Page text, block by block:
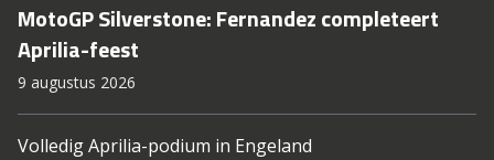
MotoGP Silverstone: Fernandez completeert
Aprilia-feest
9 augustus 2026
Volledig Aprilia-podium in Engeland